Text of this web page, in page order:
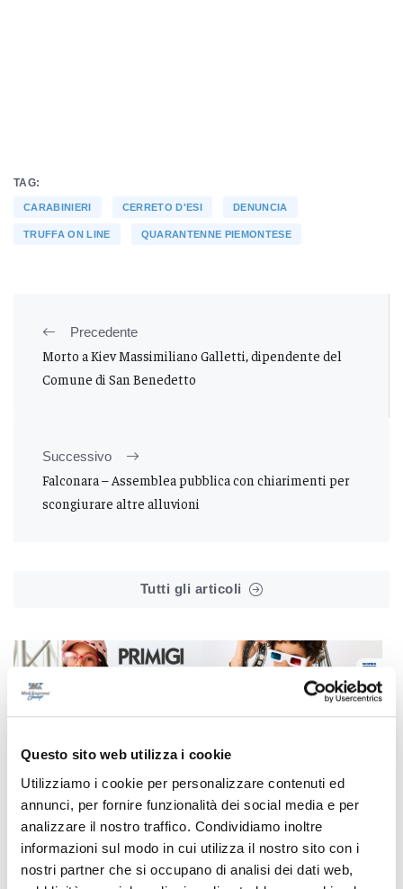
Questo sito web utilizza i cookie
Utilizziamo i cookie per personalizzare contenuti ed
annunci, per fornire funzionalità dei social media e per
analizzare il nostro traffico. Condividiamo inoltre
informazioni sul modo in cui utilizza il nostro sito con i
nostri partner che si occupano di analisi dei dati web,
TAG:
CARABINIERI CERRETO D'ESI DENUNCIA
TRUFFA ON LINE QUARANTENNE PIEMONTESE
Precedente
Morto a Kiev Massimiliano Galletti, dipendente del
Comune di San Benedetto
Successivo
Falconara – Assemblea pubblica con chiarimenti per
scongiurare altre alluvioni
Tutti gli articoli
Correlati